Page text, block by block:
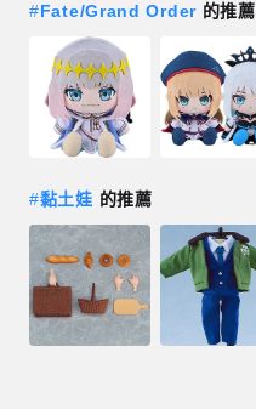
#Fate/Grand Order的推薦
#黏土娃 的推薦